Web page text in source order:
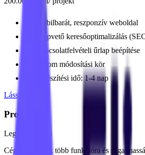
Mobilbarát, reszponzív weboldal
Alapvető keresőoptimalizálás
Kapcsolatfelvételi űrlap beépítése
Három módosítási kör
Elkészítési idő:1-4 nap
Lássunk neki!
Profi
Legnépszerűbb
Cégeknek, akik több funkcióra és